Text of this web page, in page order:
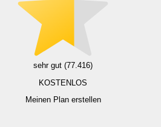
sehr gut (77.416)
KOSTENLOS
Meinen Plan erstellen